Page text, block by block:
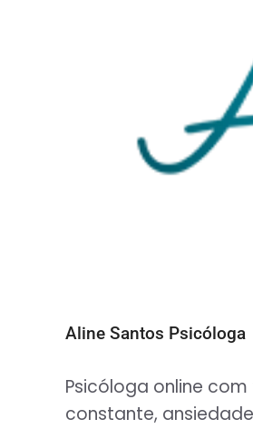
Aline Santos Psicóloga
Psicóloga online
constante,